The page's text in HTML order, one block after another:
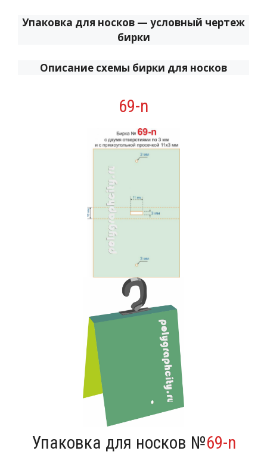
Упаковка для носков — условный чертеж
бирки
Описание схемы бирки для носков
69-n
Упаковка для носков №69-n